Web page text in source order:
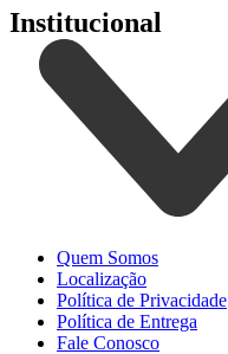
Institucional
Quem Somos
Localização
Política de Privacidade
Política de Entrega
Fale Conosco